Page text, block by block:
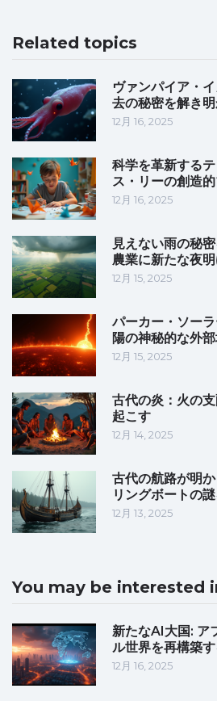
Related topics
ヴァンパイア・
去の秘密を解き
12月 16, 2025
科学を革新する
ス・リーの創造
12月 16, 2025
見えない雨の秘
農業に新たな夜
12月 15, 2025
パーカー・ソー
陽の神秘的な外
12月 15, 2025
古代の炎：火の
起こす
12月 14, 2025
古代の航路が明
リングボートの謎
12月 13, 2025
You may be interested
新たなAI大国: ア
ル世界を再構築
12月 16, 2025